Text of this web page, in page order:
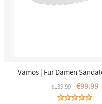
Vamos | Fur Damen
€139.99 €99.99